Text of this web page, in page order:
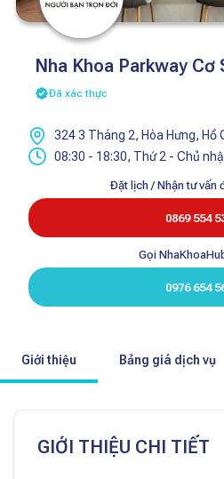
Nha Khoa Parkway Cơ
Đã xác thực
324 3 Tháng 2, Hòa Hưng, Hồ
08:30 - 18:30, Thứ 2 - Chủ
Đặt lịch / Nhận tư vấn
0869 554
Gọi
0976 654
Giới thiệu Bảng giá dịch vụ
GIỚI THIỆU CHI TIẾT